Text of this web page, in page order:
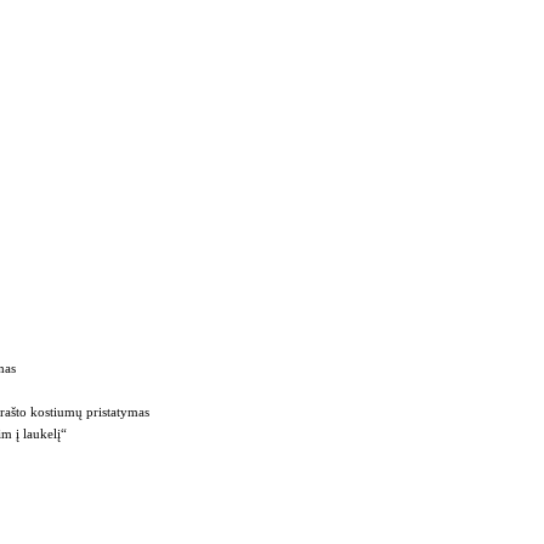
kostiumų pristatymas
į laukelį“